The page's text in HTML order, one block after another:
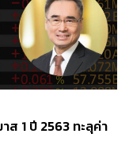
ส 1 ปี 2563 ทะลุค่า